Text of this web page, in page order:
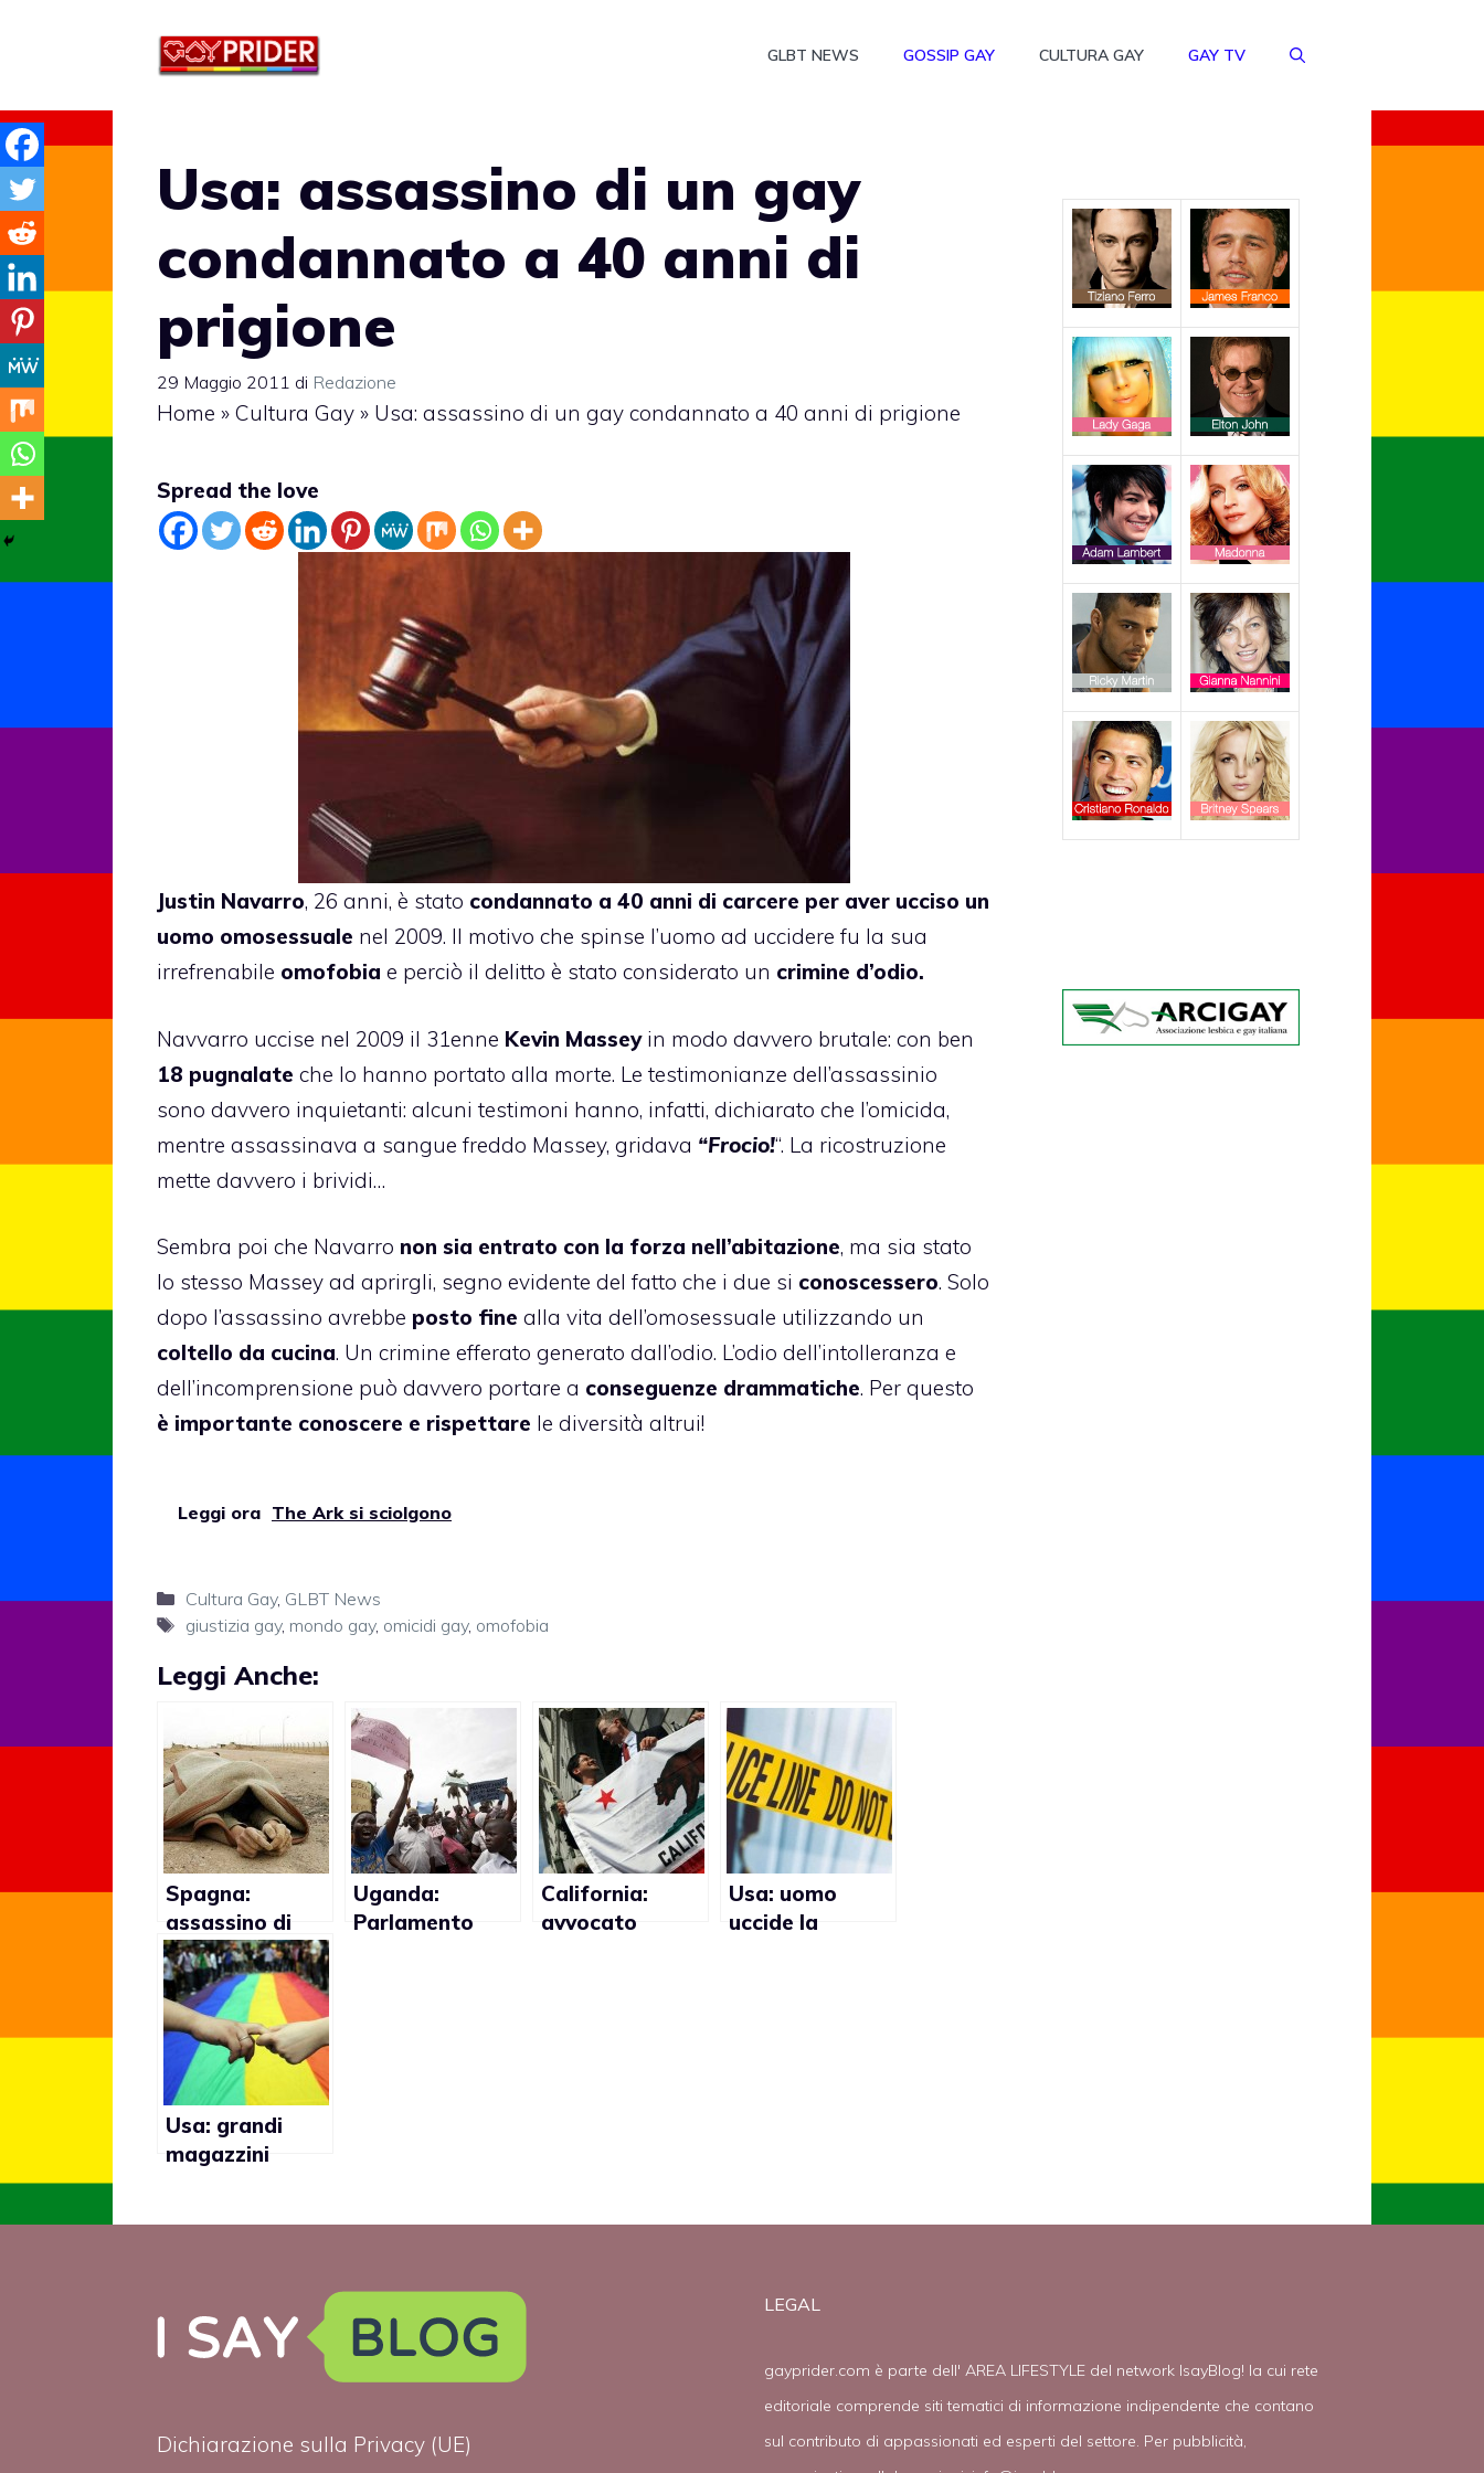
GLBT NEWS GOSSIP GAY CULTURA GAY GAY TV
Usa: assassino di un gay
condannato a 40 anni di
prigione
29 Maggio 2011 di Redazione
Home » Cultura Gay » Usa: assassino di un gay condannato a 40 anni di prigione
Spread the love
Justin Navarro, 26 anni, è stato condannato a 40 anni di carcere per aver ucciso un
uomo omosessuale nel 2009. Il motivo che spinse l’uomo ad uccidere fu la sua
irrefrenabile omofobia e perciò il delitto è stato considerato un crimine d’odio.
Navvarro uccise nel 2009 il 31enne Kevin Masseyin modo davvero brutale: con ben
18 pugnalate che lo hanno portato alla morte. Le testimonianze dell’assassinio
sono davvero inquietanti: alcuni testimoni hanno, infatti, dichiarato che l’omicida,
mentre assassinava a sangue freddo Massey, gridava “Frocio!“. La ricostruzione
mette davvero i brividi…
Sembra poi che Navarro non sia entrato con la forza nell’abitazione, ma sia stato
lo stesso Massey ad aprirgli, segno evidente del fatto che i due si conoscessero. Solo
dopo l’assassino avrebbe posto fine alla vita dell’omosessuale utilizzando un
coltello da cucina. Un crimine efferato generato dall’odio. L’odio dell’intolleranza e
dell’incomprensione può davvero portare a conseguenze drammatiche. Per questo
è importante conoscere e rispettare le diversità altrui!
Leggi ora The Ark si sciolgono
Categorie
Cultura Gay, GLBT News
Tag
giustizia gay, mondo gay, omicidi gay, omofobia
Leggi Anche:
Spagna:
assassino di
omosessuale
scarcerato
perchè uccise
per “paura
insuperabile”
Uganda:
Parlamento
California:
avvocato
Usa: uomo
uccide la
Usa: grandi
magazzini
Dichiarazione sulla Privacy (UE)
LEGAL
gayprider.com è parte dell' AREA LIFESTYLE del network IsayBlog! la cui rete
editoriale comprende siti tematici di informazione indipendente che contano
sul contributo di appassionati ed esperti del settore. Per pubblicità,